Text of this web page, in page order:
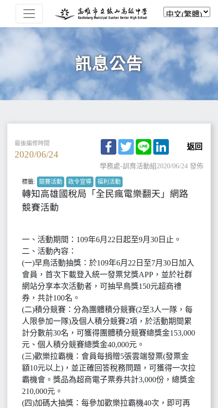
訊息公告
最後編修時間
2020/06/24
Facebook
TwitterLine LinkedIn
返回
學務處-訓育活動組2020/06/24 發佈
標籤: 競賽活動 政令宣導 福利活動
轉知高雄國稅局「全民瘋電樂翻天」網路
競賽活動
一、活動期間：109年6月22日起至9月30日止。
二、活動內容：
(一)早鳥活動抽獎：於109年6月22日至7月30日加入
會員，首次下載登入統一發票兌獎APP，並於社群
網站分享本次活動者，可抽早鳥獎150元超商禮
券，共計100名。
(二)積分競賽：分為團體積分競賽(2至3人一隊，每
人限參加一隊)及個人積分競賽2項，於活動期間累
計分數前30名，可獲得團體積分競賽總獎金153,000
元、個人積分競賽總獎金40,000元。
(三)歡樂拉霸機：會員每捐贈5張雲端發票(發票金
額10元以上)，並正確回答稅務問題，可獲得一次拉
霸機會。獎品為超商電子票券共計3,000份，總獎金
210,000元。
(四)加碼大抽獎：每參加歡樂拉霸機40次，即可再